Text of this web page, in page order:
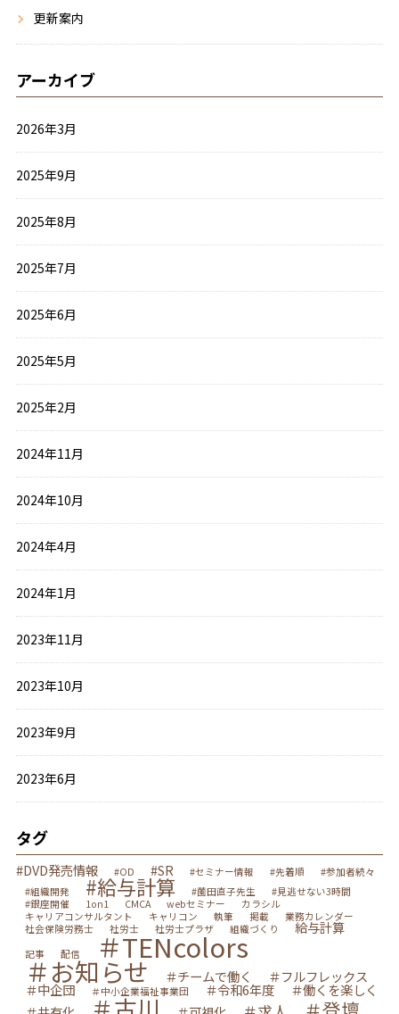
更新案内
アーカイブ
2026年3月
2025年9月
2025年8月
2025年7月
2025年6月
2025年5月
2025年2月
2024年11月
2024年10月
2024年4月
2024年1月
2023年11月
2023年10月
2023年9月
2023年6月
タグ
#DVD発売情報 #OD #SR #セミナー情報 #先着順
#参加者続々
#組織開発
#給与計算 #薗田直子先生
#見逃せない3時間
#銀座開催
1on1 CMCA webセミナー
カラシル
キャリアコンサルタント
キャリコン 執筆 掲載
業務カレンダー
社会保険労務士
社労士 社労士プラザ 組織づくり 給与計算
記事 配信 ＃TENcolors
＃お知らせ ＃チームで働く ＃フルフレックス
＃中企団 ＃中小企業福祉事業団 ＃令和6年度
＃働くを楽しく
＃古川